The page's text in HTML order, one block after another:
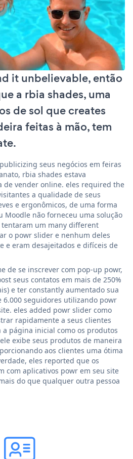
it unbelievable, então
a rbia shades, uma
de sol que creates
feitas à mão, tem
seus negócios em feiras
rbia shades estava
de vender online. eles required the
a qualidade de seus
e ergonômicos, de uma forma
Moodle não forneceu uma solução
um many different
o powr slider e nenhum deles
e eram desajeitados e difíceis de
de se inscrever com pop-up powr,
seus contatos em mais de 250%
e ter constantly aumentado sua
6.000 seguidores utilizando powr
eles added powr slider como
rapidamente a seus clientes
página inicial como os produtos
exibe seus produtos de maneira
aos clientes uma ótima
eles reported que os
com aplicativos powr em seu site
do que qualquer outra pessoa